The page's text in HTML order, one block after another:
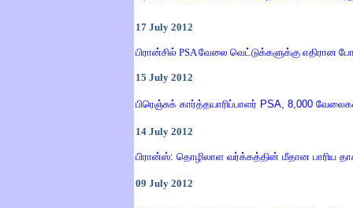
17 July 2012
பிரான்சில் PSA வேலை வெட்டுக்களுக்கு எதிரான
15 July 2012
பிரெஞ்சுக் கார்த்தயாரிப்பாளர் PSA, 8,000
14 July 2012
பிரான்ஸ்: தொழிலாள வர்க்கத்தின் மீதான பாரிய
09 July 2012